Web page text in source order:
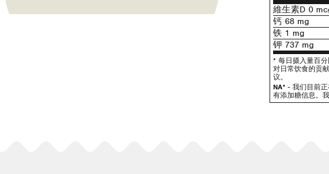
維生素D 0
钙 68 mg
铁 1 mg
钾 737 mg
* 每日摄入量百
对日常饮食的贡
议。
NA* - 我们目前
有添加糖信息。